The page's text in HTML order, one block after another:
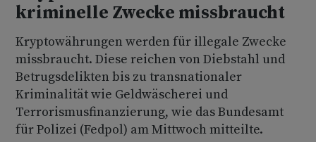
kriminelle Zwecke missbraucht
Kryptowährungen werden für illegale Zwecke
missbraucht. Diese reichen von Diebstahl und
Betrugsdelikten bis zu transnationaler
Kriminalität wie Geldwäscherei und
Terrorismusfinanzierung, wie das Bundesamt
für Polizei (Fedpol) am Mittwoch mitteilte.